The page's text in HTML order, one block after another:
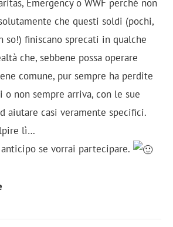
che questi soldi (pochi,
so!) finiscano sprecati in qualche
che, sebbene possa operare
comune, pur sempre ha perdite
o non sempre arriva, con le sue
aiutare casi veramente specifici.
lì…
se vorrai partecipare.